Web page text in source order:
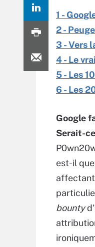
1 -
2 -
3 - Vers
4 - Le
5 - Les
6 - Les
Google
Serait-
est-il
affectant
bounty